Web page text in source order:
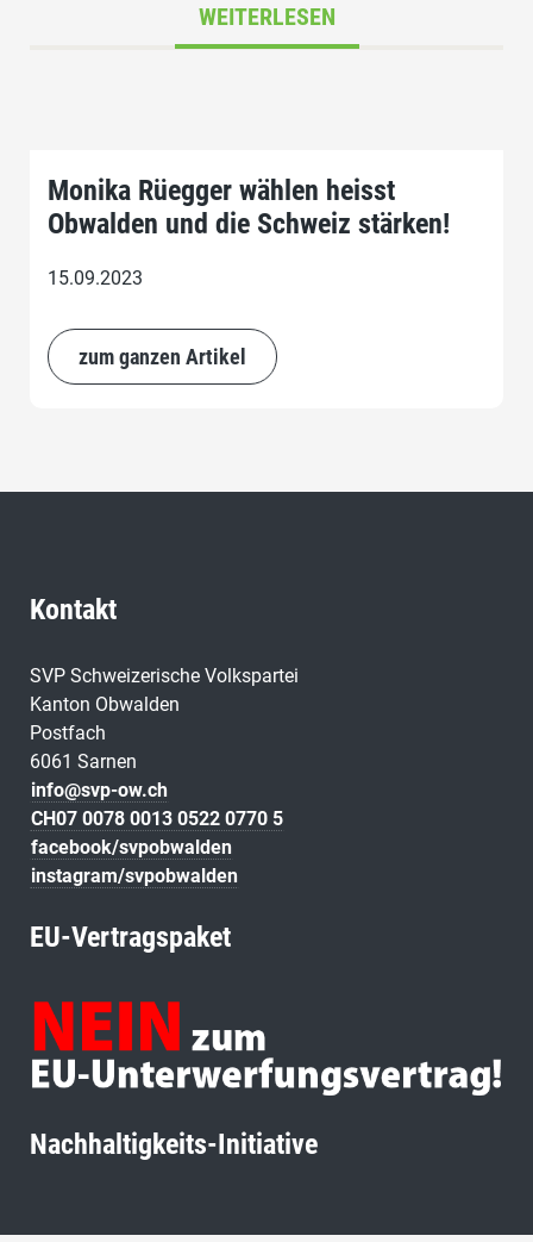
WEITERLESEN
Monika Rüegger wählen heisst
Obwalden und die Schweiz stärken!
15.09.2023
zum ganzen Artikel
Kontakt
SVP Schweizerische Volkspartei
Kanton Obwalden
Postfach
6061 Sarnen
info@svp-ow.ch
CH07 0078 0013 0522 0770 5
facebook/svpobwalden
instagram/svpobwalden
EU-Vertragspaket
Nachhaltigkeits-Initiative